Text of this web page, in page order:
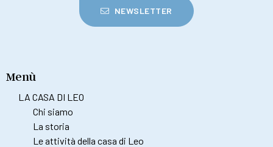
NEWSLETTER
Menù
LA CASA DI LEO
Chi siamo
La storia
Le attività della casa di Leo